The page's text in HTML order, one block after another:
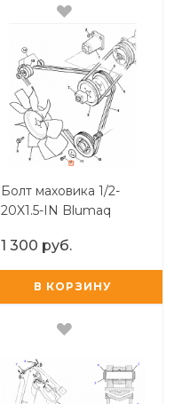
Болт маховика 1/2-
20X1.5-IN Blumaq
1 300 руб.
В КОРЗИНУ